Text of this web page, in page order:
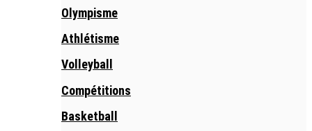
Olympisme
Athlétisme
Volleyball
Compétitions
Basketball